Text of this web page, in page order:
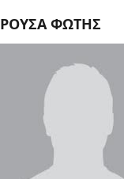
ΡΟΥΣΑ ΦΩΤΗΣ